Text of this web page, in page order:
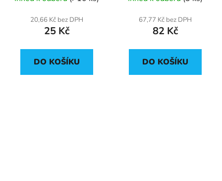
20,66 Kč bez DPH
25 Kč
DO KOŠÍKU
67,77 Kč bez DPH
82 Kč
DO KOŠÍKU